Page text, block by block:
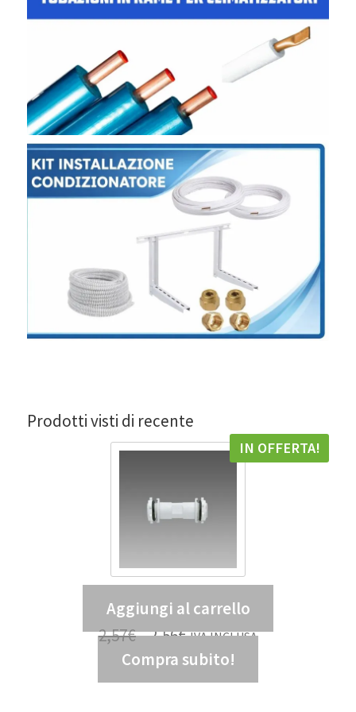
Prodotti visti di recente
Tubo di giunzione 938 – DIS 99807300
IN OFFERTA!
2,57€ 2,56€ IVA INCLUSA
2,10€ IVA ESCLUSA
Aggiungi al carrello
Compra subito!